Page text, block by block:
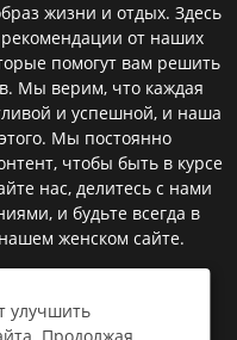
жизни и отдых. Здесь
от наших
помогут вам решить
Мы верим, что каждая
и успешной, и наша
Мы постоянно
чтобы быть в курсе
нас, делитесь с нами
и будьте всегда в
женском сайте.
улучшить